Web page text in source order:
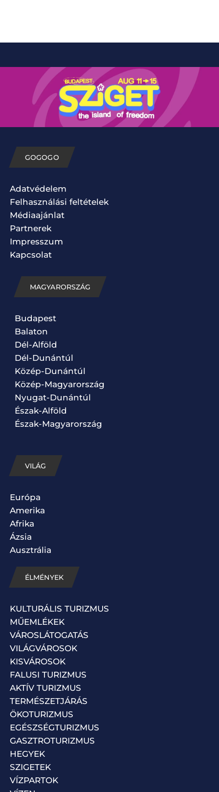
GOGOGO
Adatvédelem
Felhasználási feltételek
Médiaajánlat
Partnerek
Impresszum
Kapcsolat
MAGYARORSZÁG
Budapest
Balaton
Dél-Alföld
Dél-Dunántúl
Közép-Dunántúl
Közép-Magyarország
Nyugat-Dunántúl
Észak-Alföld
Észak-Magyarország
VILÁG
Európa
Amerika
Afrika
Ázsia
Ausztrália
ÉLMÉNYEK
KULTURÁLIS TURIZMUS
MŰEMLÉKEK
VÁROSLÁTOGATÁS
VILÁGVÁROSOK
KISVÁROSOK
FALUSI TURIZMUS
AKTÍV TURIZMUS
TERMÉSZETJÁRÁS
ÖKOTURIZMUS
EGÉSZSÉGTURIZMUS
GASZTROTURIZMUS
HEGYEK
SZIGETEK
VÍZPARTOK